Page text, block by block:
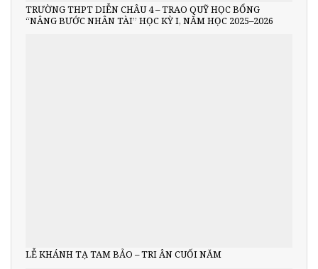
TRƯỜNG THPT DIỄN CHÂU 4 – TRAO QUỸ HỌC BỔNG
“NÂNG BƯỚC NHÂN TÀI” HỌC KỲ I, NĂM HỌC 2025–2026
LỄ KHÁNH TẠ TAM BẢO – TRI ÂN CUỐI NĂM